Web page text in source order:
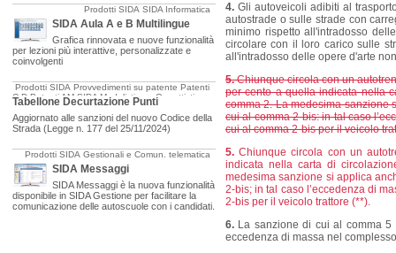
Prodotti SIDA SIDA Informatica
SIDA Aula A e B Multilingue
Grafica rinnovata e nuove funzionalità
per lezioni più interattive, personalizzate e
coinvolgenti
Prodotti SIDA Provvedimenti su patente Patenti
C-D Patenti AM SIDA Modulistica e Oggettistica
Tabellone Decurtazione Punti
Aggiornato alle sanzioni del nuovo Codice della
Strada (Legge n. 177 del 25/11/2024)
Prodotti SIDA Gestionali e Comun. telematica
SIDA Messaggi
SIDA Messaggi è la nuova funzionalità
disponibile in SIDA Gestione per facilitare la
comunicazione delle autoscuole con i candidati.
4. Gli autoveicoli adibiti al
autostrade o sulle strade con
minimo rispetto all'intradosso
circolare con il loro carico sulle
all'intradosso delle opere d'arte
5.Chiunque circola con un
per cento a quella indicata nella
comma 2. La medesima sanzione
cui al comma 2-bis: in tal caso
cui al comma 2-bis per il veicolo
5. Chiunque circola con un
indicata nella carta di
medesima sanzione si applica
2-bis; in tal caso l’eccedenza di
2-bis per il veicolo trattore (**).
6. La sanzione di cui al comma
eccedenza di massa nel